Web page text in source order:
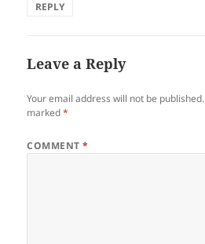
REPLY
Leave a Reply
Your email address will not be published.
marked*
COMMENT*